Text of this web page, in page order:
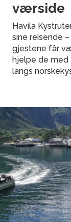
værside
Havila
sine reisende
gjestene får
hjelpe de med
langs